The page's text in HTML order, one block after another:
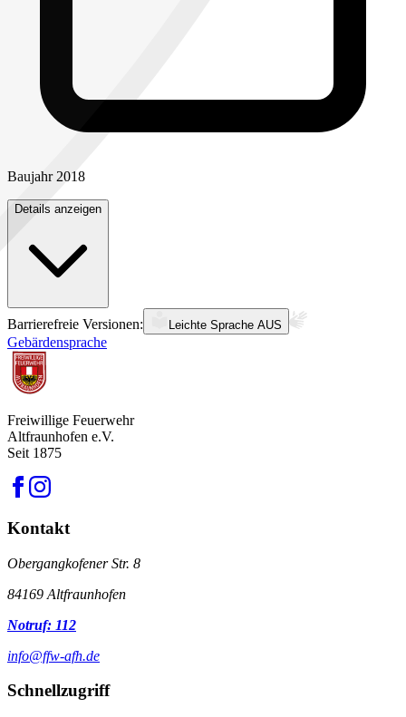
Baujahr 2018
Details anzeigen
Barrierefreie Versionen: Leichte Sprache AUS
Gebärdensprache
Freiwillige Feuerwehr
Altfraunhofen e.V.
Seit 1875
Kontakt
Obergangkofener Str. 8
84169 Altfraunhofen
Notruf: 112
info@ffw-afh.de
Schnellzugriff